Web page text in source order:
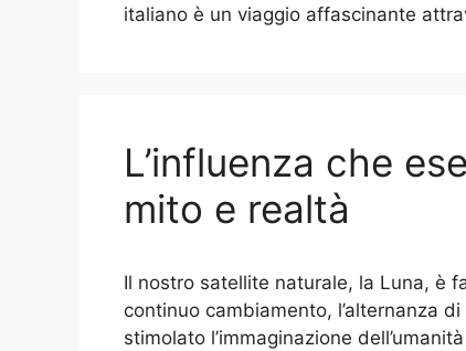
italiano è un viaggio affascinante
L’influenza che
mito e realtà
Il nostro satellite naturale, la Luna, è
continuo cambiamento, l’alternanza
stimolato l’immaginazione